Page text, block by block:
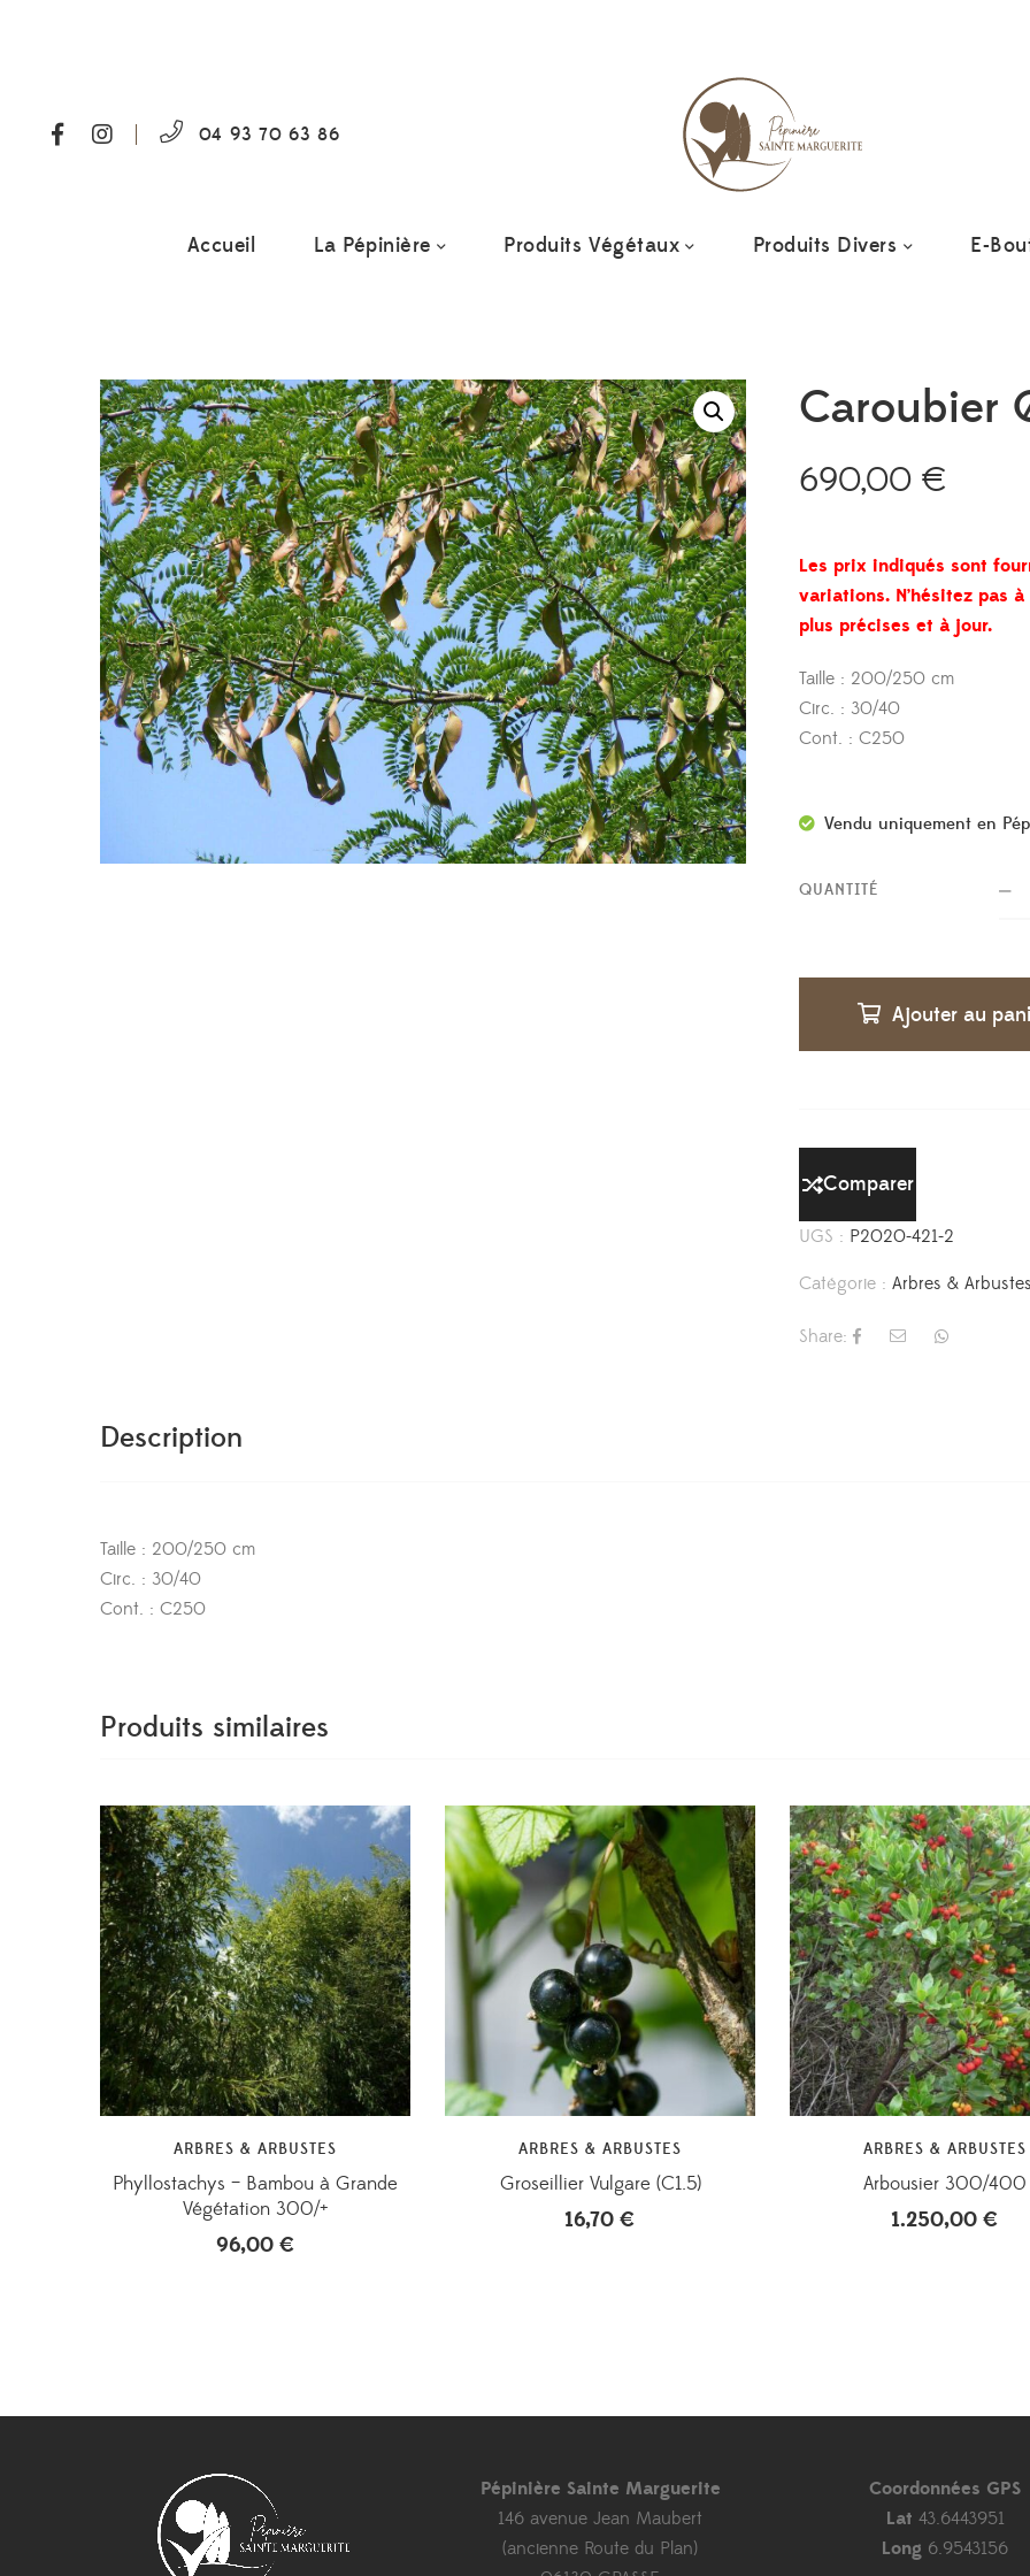
04 93 70 63 86
Accueil La Pépinière Produits Végétaux Produits Divers E-
Caroubier
690,00€
Les prix indiqués sont
variations. N’hésitez pas
plus précises et à jour.
Taille : 200/250 cm
Circ. : 30/40
Cont. : C250
Vendu uniquement en
QUANTITÉ
Ajouter au
Comparer
UGS : P2020-421-2
Catégorie :Arbres &
Share:
Description
Taille : 200/250 cm
Circ. : 30/40
Cont. : C250
Produits similaires
ARBRES & ARBUSTES
Phyllostachys – Bambou à Grande
Végétation 300/+
96,00 €
ARBRES & ARBUSTES
Groseillier Vulgare (C1.5)
16,70 €
ARBRES & ARBUSTES
Arbousier 300/400
1.250,00 €
Pépinière Sainte Marguerite
146 avenue Jean Maubert
(ancienne Route du Plan)
Coordonnées GPS
Lat 43.6443951
Long 6.9543156